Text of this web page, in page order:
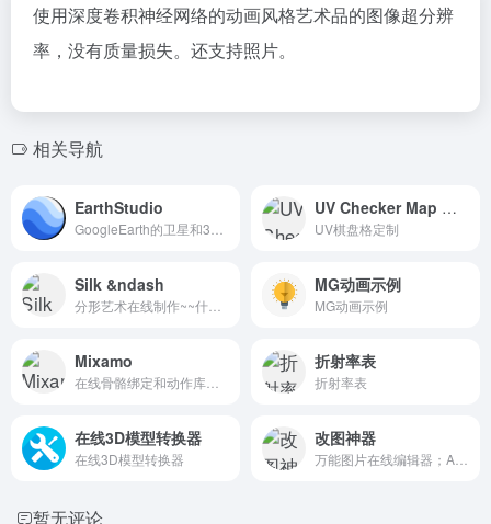
使用深度卷积神经网络的动画风格艺术品的图像超分辨
率，没有质量损失。还支持照片。
相关导航
EarthStudio UV Checker Map Maker
UV棋盘格定制
Silk &ndash MG动画示例
MG动画示例
Mixamo 折射率表
折射率表
在线3D模型转换器
在线3D模型转换器
改图神器
暂无评论